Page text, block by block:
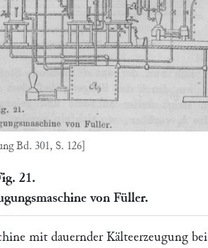
Bd. 301, S. 126]
21.
von Füller.
mit dauernder Kälteerzeugung bei